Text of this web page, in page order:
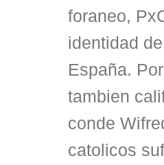
foraneo,
identidad
España.
tambien
conde
catolicos